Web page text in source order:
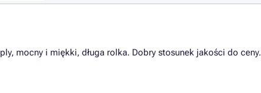
mocny i miękki, długa rolka. Dobry stosunek jakości do ceny.